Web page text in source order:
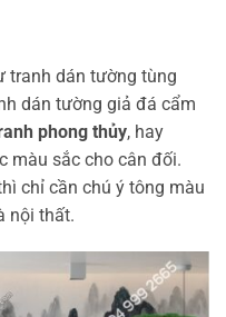
tranh dán tường tùng
dán tường giả đá cẩm
phong thủy, hay
màu sắc cho cân đối.
chỉ cần chú ý tông màu
nội thất.